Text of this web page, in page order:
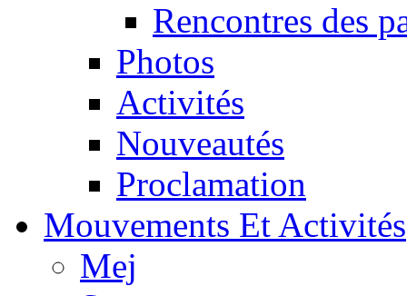
Rencontres des
Photos
Activités
Nouveautés
Proclamation
Mouvements Et Activités
Mej